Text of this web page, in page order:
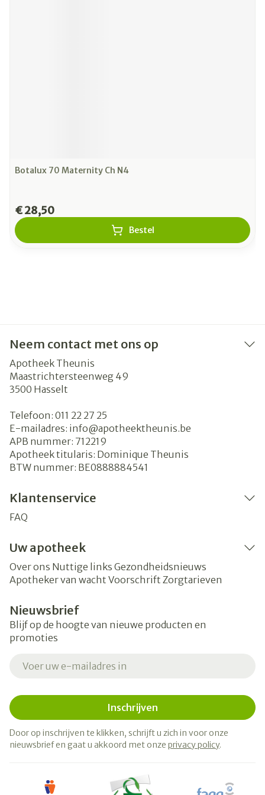
Botalux 70 Maternity Ch N4
€ 28,50
Bestel
Neem contact met ons op
Apotheek Theunis
Maastrichtersteenweg 49
3500 Hasselt
Telefoon: 011 22 27 25
E-mailadres: info@apotheektheunis.be
APB nummer: 712219
Apotheek titularis: Dominique Theunis
BTW nummer: BE0888884541
Klantenservice
FAQ
Uw apotheek
Over ons Nuttige links Gezondheidsnieuws
Apotheker van wacht Voorschrift Zorgtarieven
Nieuwsbrief
Blijf op de hoogte van nieuwe producten en
promoties
Inschrijven
Door op inschrijven te klikken, schrijft u zich in voor onze
nieuwsbrief en gaat u akkoord met onze privacy policy.